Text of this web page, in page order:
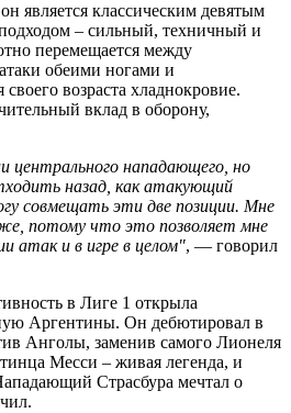
является классическим девятым
– сильный, техничный и
перемещается между
обеими ногами и
возраста хладнокровие.
вклад в оборону,
центрального нападающего, но
назад, как атакующий
совмещать эти две позиции. Мне
потому что это позволяет мне
атак и в игре в целом", — говорил
в Лиге 1 открыла
Аргентины. Он дебютировал в
Анголы, заменив самого Лионеля
Месси – живая легенда, и
Страсбура мечтал о